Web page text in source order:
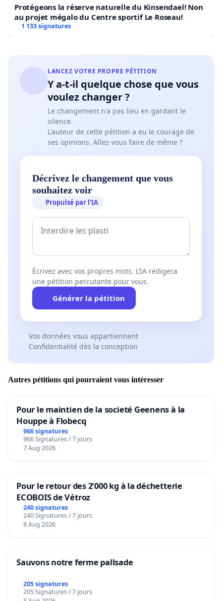
Protégeons la réserve naturelle du Kinsendael! Non
au projet mégalo du Centre sportif Le Roseau!
1 133 signatures
LANCEZ VOTRE PROPRE PÉTITION
Y a-t-il quelque chose que vous
voulez changer ?
Le changement n'a pas lieu en gardant le
silence.
L'auteur de cette pétition a eu le courage de
ses opinions. Allez-vous faire de même ?
Décrivez le changement que vous
souhaitez voir
Propulsé par l’IA
Écrivez avec vos propres mots. L’IA rédigera
une pétition percutante pour vous.
Générer la pétition
Vos données vous appartiennent
Confidentialité dès la conception
Autres pétitions qui pourraient vous intéresser
Pour le maintien de la societé Geenens à la
Houppe à Flobecq
966 signatures
966 Signatures / 7 jours
7 Aug 2026
Pour le retour des 2’000 kg à la déchetterie
ECOBOIS de Vétroz
240 signatures
240 Signatures / 7 jours
8 Aug 2026
Sauvons notre ferme pallsade
205 signatures
205 Signatures / 7 jours